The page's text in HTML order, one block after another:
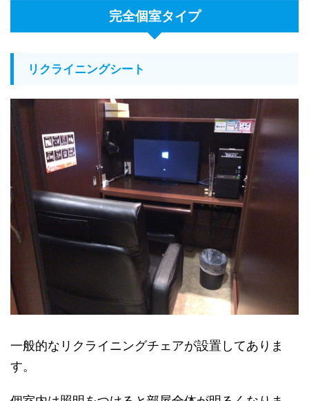
完全個室タイプ
リクライニングシート
一般的なリクライニングチェアが設置してありま
す。